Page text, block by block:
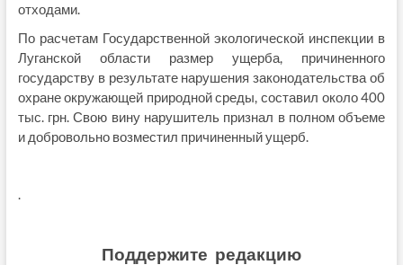
отходами.
По расчетам Государственной экологической инспекции в
Луганской области размер ущерба, причиненного
государству в результате нарушения законодательства об
охране окружающей природной среды, составил около 400
тыс. грн. Свою вину нарушитель признал в полном объеме
и добровольно возместил причиненный ущерб.
.
Поддержите редакцию